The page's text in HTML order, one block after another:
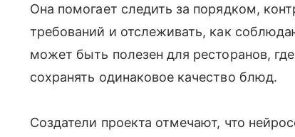
Она помогает следить за порядком,
требований и отслеживать, как
может быть полезен для ресторанов,
сохранять одинаковое качество блюд.
Создатели проекта отмечают, что